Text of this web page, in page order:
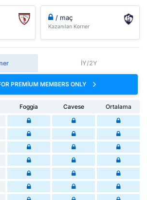
/ maç
Kazanılan Korner
İY/2Y
PREMIUM MEMBERS ONLY
Foggia Cavese
Ortalama